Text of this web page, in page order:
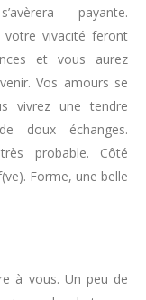
payante.
votre vivacité feront
et vous aurez
Vos amours se
vivrez une tendre
doux échanges.
probable. Côté
Forme, une belle
à vous. Un peu de